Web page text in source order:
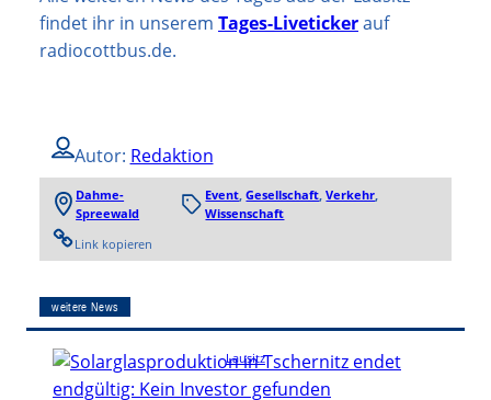
findet ihr in unserem Tages-Livetickerauf
radiocottbus.de.
Autor: Redaktion
Dahme-
Spreewald
Event , Gesellschaft , Verkehr
Wissenschaft
Link kopieren
weitere News
Lausitz